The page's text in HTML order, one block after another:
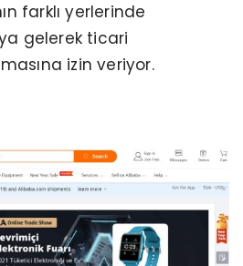
farklı yerlerinde
gelerek ticari
izin veriyor.